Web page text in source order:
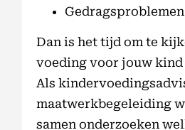
Gedragsproblemen
Dan is het tijd om te
voeding voor jouw kind
Als
maatwerkbegeleiding
samen onderzoeken